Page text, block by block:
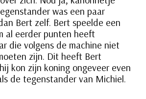
was een paar
Bert zelf. Bert speelde een
al eerder punten heeft
die volgens de machine niet
zijn. Dit heeft Bert
kon zijn koning ongeveer even
de tegenstander van Michiel.